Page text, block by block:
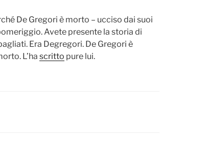
De Gregori è morto – ucciso dai suoi
Avete presente la storia di
Era Degregori. De Gregori è
L’ha scritto pure lui.